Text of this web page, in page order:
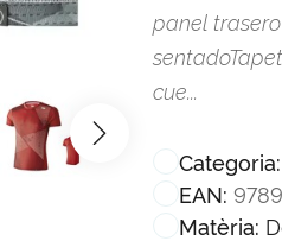
panel
cue...
Categoria:
EAN:
Matèria: